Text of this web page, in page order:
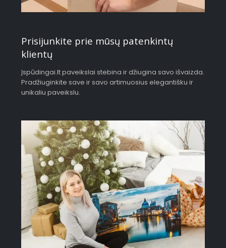
Prisijunkite prie mūsų patenkintų
klientų
Įspūdingai.lt paveikslai stebina ir džiugina savo išvaizda.
Pradžiuginkite save ir savo artimuosius elegantišku ir
unikaliu paveikslu.